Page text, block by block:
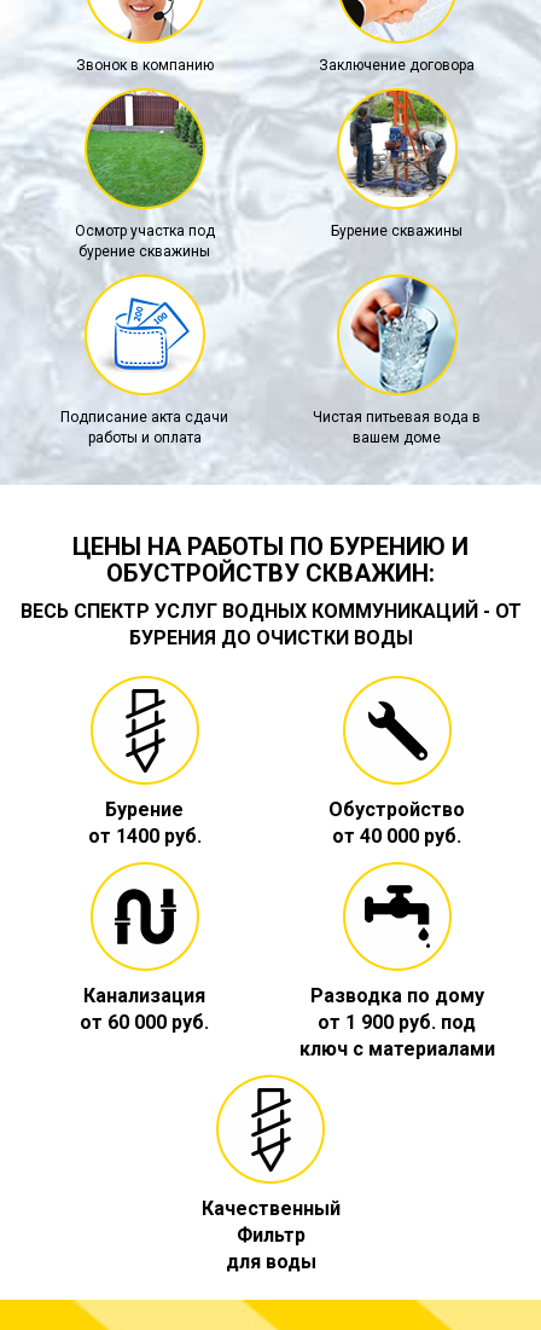
Звонок в компанию Заключение договора
Осмотр участка под
бурение скважины
Бурение скважины
Подписание акта сдачи
работы и оплата
Чистая питьевая вода в
вашем доме
ЦЕНЫ НА РАБОТЫ ПО БУРЕНИЮ И
ОБУСТРОЙСТВУ СКВАЖИН:
ВЕСЬ СПЕКТР УСЛУГ ВОДНЫХ КОММУНИКАЦИЙ - ОТ
БУРЕНИЯ ДО ОЧИСТКИ ВОДЫ
Бурение
от 1400 руб.
Обустройство
от 40 000 руб.
Канализация
от 60 000 руб.
Разводка по дому
от 1 900 руб. под
ключ с материалами
Качественный
Фильтр
для воды